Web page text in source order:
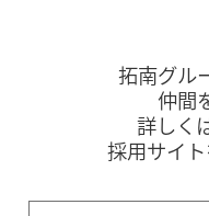
拓南グル
仲間
詳しく
採用サイト